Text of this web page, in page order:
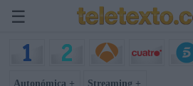
☰
Autonómica + Streaming +